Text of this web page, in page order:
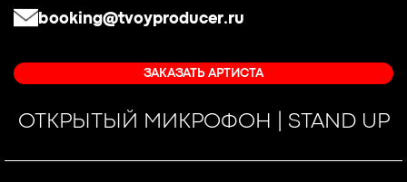
booking@tvoyproducer.ru
ЗАКАЗАТЬ АРТИСТА
ОТКРЫТЫЙ МИКРОФОН | STAND UP